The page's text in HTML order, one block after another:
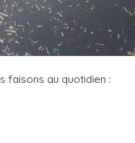
faisons au quotidien :